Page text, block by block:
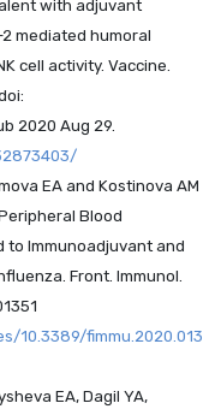
with adjuvant
mediated humoral
cell activity. Vaccine.
2020 Aug 29.
EA and Kostinova AM
Blood
to Immunoadjuvant and
Front. Immunol.
10.3389/fimmu.2020.013
EA, Dagil YA,